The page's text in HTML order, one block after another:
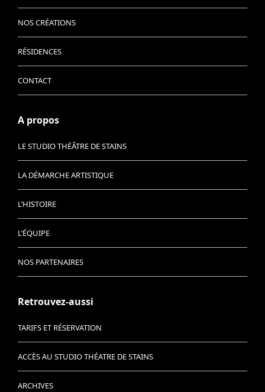
NOS CRÉATIONS
RÉSIDENCES
CONTACT
A propos
LE STUDIO THÉÂTRE DE STAINS
LA DÉMARCHE ARTISTIQUE
L’HISTOIRE
L’ÉQUIPE
NOS PARTENAIRES
Retrouvez-aussi
TARIFS ET RÉSERVATION
ACCÈS AU STUDIO THÉATRE DE STAINS
ARCHIVES